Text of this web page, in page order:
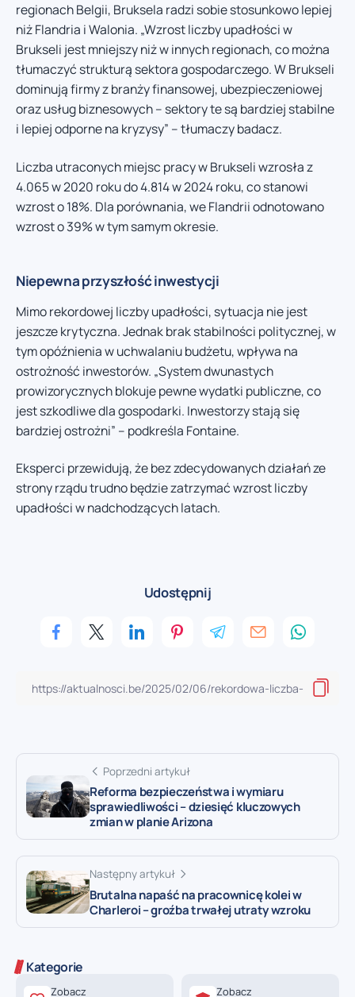
regionach Belgii, Bruksela radzi sobie stosunkowo lepiej
niż Flandria i Walonia. „Wzrost liczby upadłości w
Brukseli jest mniejszy niż w innych regionach, co można
tłumaczyć strukturą sektora gospodarczego. W Brukseli
dominują firmy z branży finansowej, ubezpieczeniowej
oraz usług biznesowych – sektory te są bardziej stabilne
i lepiej odporne na kryzysy” – tłumaczy badacz.
Liczba utraconych miejsc pracy w Brukseli wzrosła z
4.065 w 2020 roku do 4.814 w 2024 roku, co stanowi
wzrost o 18%. Dla porównania, we Flandrii odnotowano
wzrost o 39% w tym samym okresie.
Niepewna przyszłość inwestycji
Mimo rekordowej liczby upadłości, sytuacja nie jest
jeszcze krytyczna. Jednak brak stabilności politycznej, w
tym opóźnienia w uchwalaniu budżetu, wpływa na
ostrożność inwestorów. „System dwunastych
prowizorycznych blokuje pewne wydatki publiczne, co
jest szkodliwe dla gospodarki. Inwestorzy stają się
bardziej ostrożni” – podkreśla Fontaine.
Eksperci przewidują, że bez zdecydowanych działań ze
strony rządu trudno będzie zatrzymać wzrost liczby
upadłości w nadchodzących latach.
Udostępnij
Poprzedni artykuł
Reforma bezpieczeństwa i wymiaru
sprawiedliwości – dziesięć kluczowych
zmian w planie Arizona
Następny artykuł
Brutalna napaść na pracownicę kolei w
Charleroi – groźba trwałej utraty wzroku
Kategorie
Zobacz Zobacz